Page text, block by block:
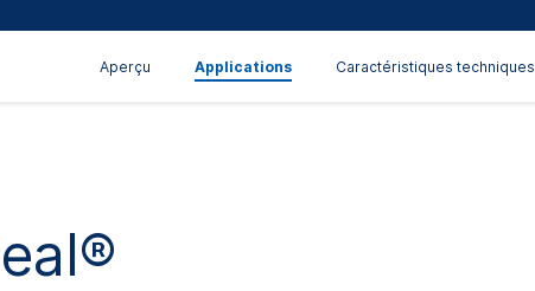
Aperçu Applications Caractéristiques techniques